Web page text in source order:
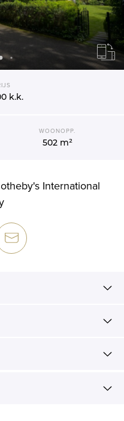
k.k.
WOONOPP.
502 m²
International